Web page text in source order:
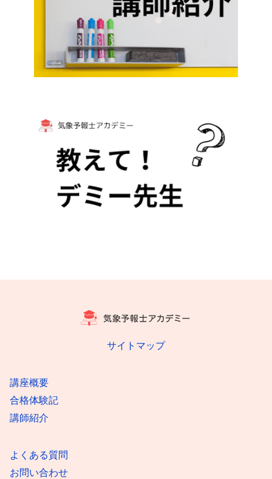
サイトマップ
講座概要
合格体験記
講師紹介
よくある質問
お問い合わせ